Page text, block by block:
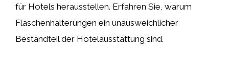
für Hotels herausstellen. Erfahren Sie, warum
Flaschenhalterungen ein unausweichlicher
Bestandteil der Hotelausstattung sind.